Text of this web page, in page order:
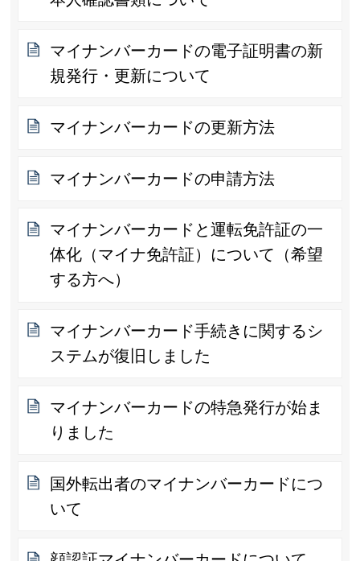
マイナンバーカードの電子証明書の新
規発行・更新について
マイナンバーカードの更新方法
マイナンバーカードの申請方法
マイナンバーカードと運転免許証の一
体化（マイナ免許証）について（希望
する方へ）
マイナンバーカード手続きに関するシ
ステムが復旧しました
マイナンバーカードの特急発行が始ま
りました
国外転出者のマイナンバーカードにつ
いて